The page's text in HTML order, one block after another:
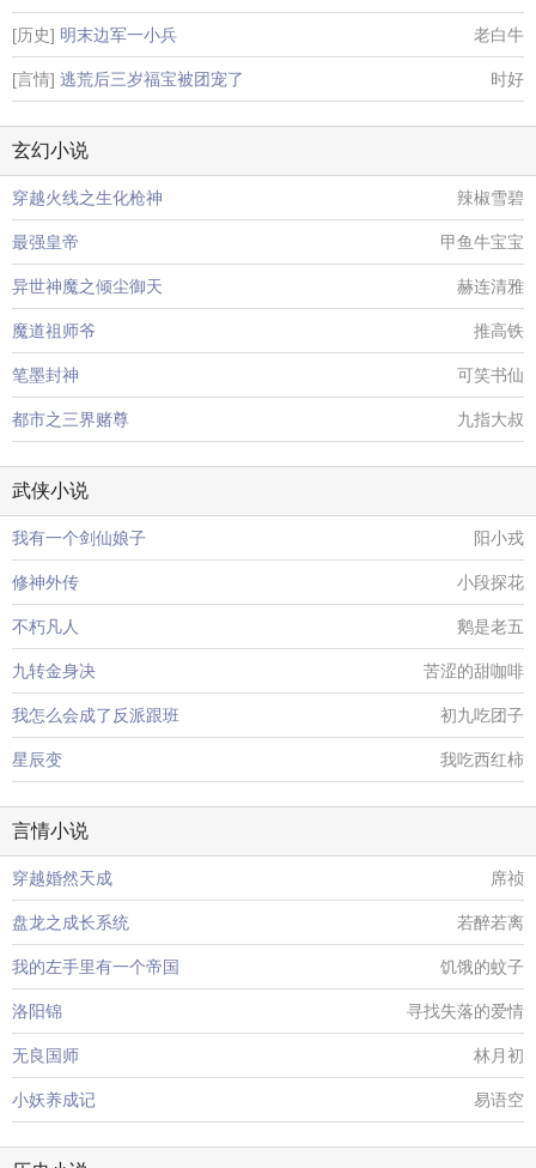
[历史] 明末边军一小兵 老白牛
[言情] 逃荒后三岁福宝被团宠了 时好
玄幻小说
穿越火线之生化枪神 辣椒雪碧
最强皇帝 甲鱼牛宝宝
异世神魔之倾尘御天 赫连清雅
魔道祖师爷 推高铁
笔墨封神 可笑书仙
都市之三界赌尊 九指大叔
武侠小说
我有一个剑仙娘子 阳小戎
修神外传 小段探花
不朽凡人 鹅是老五
九转金身决 苦涩的甜咖啡
我怎么会成了反派跟班 初九吃团子
星辰变 我吃西红柿
言情小说
穿越婚然天成 席祯
盘龙之成长系统 若醉若离
我的左手里有一个帝国 饥饿的蚊子
洛阳锦 寻找失落的爱情
无良国师 林月初
小妖养成记 易语空